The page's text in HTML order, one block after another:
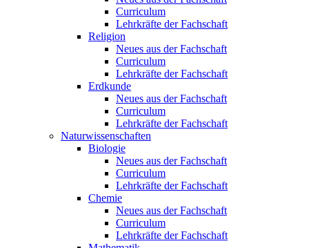
Curriculum
Lehrkräfte der Fachschaft
Religion
Neues aus der Fachschaft
Curriculum
Lehrkräfte der Fachschaft
Erdkunde
Neues aus der Fachschaft
Curriculum
Lehrkräfte der Fachschaft
Naturwissenschaften
Biologie
Neues aus der Fachschaft
Curriculum
Lehrkräfte der Fachschaft
Chemie
Neues aus der Fachschaft
Curriculum
Lehrkräfte der Fachschaft